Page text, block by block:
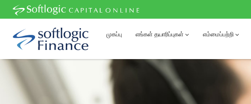
முகப்பு எங்கள் தயாரிப்புகள் எம்மைப்பற்றி